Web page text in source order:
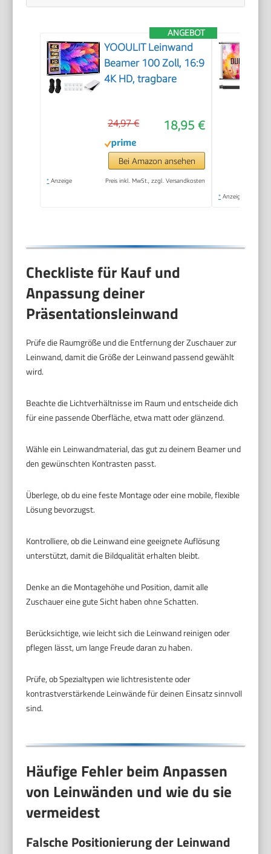
ANGEBOT
YOOULIT Leinwand
Beamer 100 Zoll, 16:9
4K HD, tragbare
18,95 €
24,97 €
Bei Amazon ansehen
* Anzeige Preis inkl. MwSt., zzgl. Versandkosten
* Anzeige
Checkliste für Kauf und
Anpassung deiner
Präsentationsleinwand
Prüfe die Raumgröße und die Entfernung der Zuschauer zur
Leinwand, damit die Größe der Leinwand passend gewählt
wird.
Beachte die Lichtverhältnisse im Raum und entscheide dich
für eine passende Oberfläche, etwa matt oder glänzend.
Wähle ein Leinwandmaterial, das gut zu deinem Beamer und
den gewünschten Kontrasten passt.
Überlege, ob du eine feste Montage oder eine mobile, flexible
Lösung bevorzugst.
Kontrolliere, ob die Leinwand eine geeignete Auflösung
unterstützt, damit die Bildqualität erhalten bleibt.
Denke an die Montagehöhe und Position, damit alle
Zuschauer eine gute Sicht haben ohne Schatten.
Berücksichtige, wie leicht sich die Leinwand reinigen oder
pflegen lässt, um lange Freude daran zu haben.
Prüfe, ob Spezialtypen wie lichtresistente oder
kontrastverstärkende Leinwände für deinen Einsatz sinnvoll
sind.
Häufige Fehler beim Anpassen
von Leinwänden und wie du sie
vermeidest
Falsche Positionierung der Leinwand